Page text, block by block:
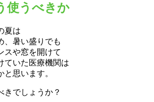
使うべきか
夏は
、暑い盛りでも
スや窓を開けて
ていた医療機関は
思います。
きでしょうか？